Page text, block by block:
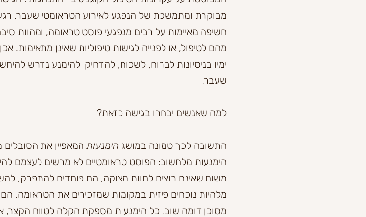
מבוקרת ומתמשכת של הנפגע לאירוע הטראומטי שעבר.
חשיפה מאיימות על רבים מנפגעי פוסט טראומה, ומהוות
מהם לטיפול, או לפנייה לגישות טיפוליות שאינן
ימיו בניסיונות לברוח, לשכוח, להדחיק ולהימנע נדרש
שעבר.
למה שאנשים יבחרו בגישה כזאת?
התשובה לכך טמונה במושג הימנעות
הימנעות מלחשוב: הפוסט טראומטיים לא מרשים לעצמם
משום שאינם רוצים לחוות מצוקה, הם פוחדים להתפרק,
מלהיות נוכחים פיזית במקומות שמזכירים את הטראומה.